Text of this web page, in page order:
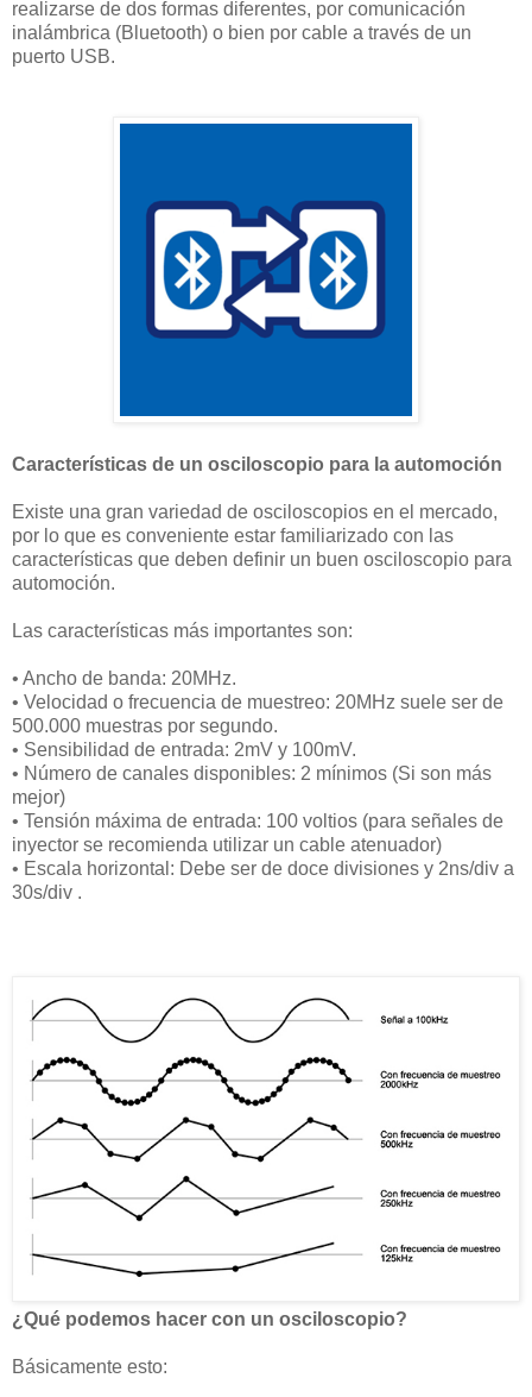
realizarse de dos formas diferentes, por comunicación
inalámbrica (Bluetooth) o bien por cable a través de un
puerto USB.
Características de un osciloscopio para la automoción
Existe una gran variedad de osciloscopios en el mercado,
por lo que es conveniente estar familiarizado con las
características que deben definir un buen osciloscopio para
automoción.
Las características más importantes son:
• Ancho de banda: 20MHz.
• Velocidad o frecuencia de muestreo: 20MHz suele ser de
500.000 muestras por segundo.
• Sensibilidad de entrada: 2mV y 100mV.
• N úmero de canales disponibles: 2 mínimos (Si son más
mejor)
• Tensión máxima de entrada: 100 voltios (para señales de
inyector se recomienda utilizar un cable atenuador)
• Escala horizontal: Debe ser de doce divisiones y 2ns/div a
30s/div .
¿Qué podemos hacer con un osciloscopio?
Básicamente esto: